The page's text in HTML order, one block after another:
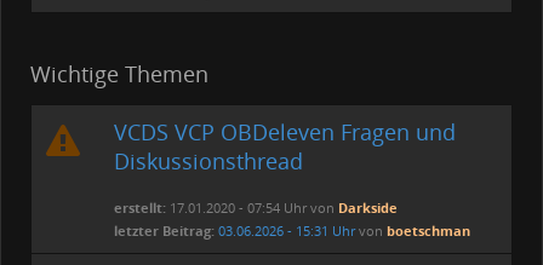
Wichtige Themen
VCDS VCP OBDeleven Fragen und
Diskussionsthread
erstellt:17.01.2020 - 07:54 Uhr von Darkside
letzter Beitrag: 03.06.2026 - 15:31 Uhrvon boetschman